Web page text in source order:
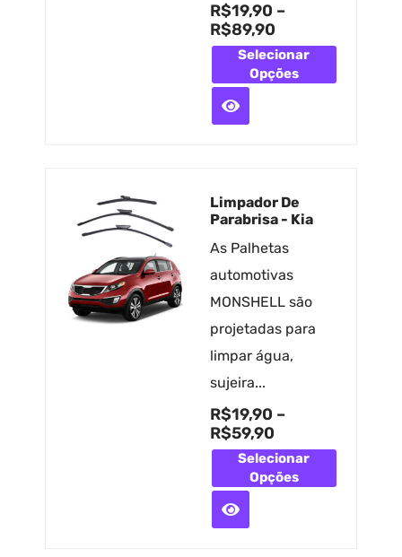
R$19,90 –
R$89,90
Selecionar
Opções
Limpador De
Parabrisa - Kia
As Palhetas
automotivas
MONSHELL são
projetadas para
limpar água,
sujeira...
R$19,90 –
R$59,90
Selecionar
Opções